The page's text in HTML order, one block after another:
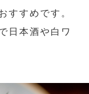
すすめです。
日本酒や白ワ